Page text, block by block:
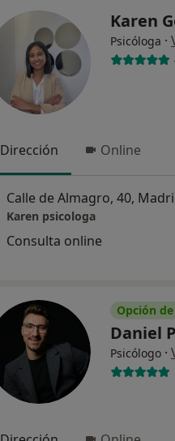
Karen
Psicóloga ·
Dirección Online
Calle de Almagro, 40,
Karen psicologa
Consulta online
Opción
Daniel
Psicólogo ·